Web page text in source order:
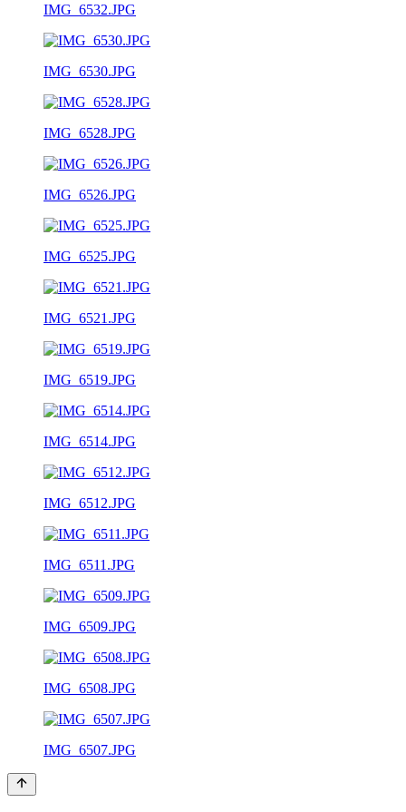
IMG_6532.JPG
IMG_6530.JPG
IMG_6528.JPG
IMG_6526.JPG
IMG_6525.JPG
IMG_6521.JPG
IMG_6519.JPG
IMG_6514.JPG
IMG_6512.JPG
IMG_6511.JPG
IMG_6509.JPG
IMG_6508.JPG
IMG_6507.JPG